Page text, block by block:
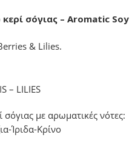
σόγιας – Aromatic Soy
& Lilies.
– LILIES
με αρωματικές νότες:
Ίριδα-Κρίνο